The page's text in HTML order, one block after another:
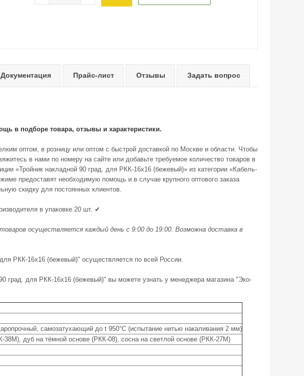
Документация Прайс-лист Отзывы Задать вопрос
в подборе товара, отзывы и характеристики.
оптом, в розницу или оптом с быстрой доставкой по Москве и области. Чтобы
в нами по номеру на сайте или добавьте требуемое количество товаров в
«Тройник накладной 90 град. для РКК-16х16 (бежевый)» из категории «Кабель-
предоставят необходимую помощь и в случае крупного оптового заказа
скидку для постоянных клиентов.
в упаковке 20 шт. ✔
осуществляется каждый день с 9:00 до 19:00. Возможна доставка в
РКК-16х16 (бежевый)" осуществляется по всей России.
град. для РКК-16х16 (бежевый)" вы можете узнать у менеджера магазина "Эко-
самозатухающий до t 950°С (испытание нитью накаливания 2 мм)
38М), дуб на тёмной основе (РКК-08), сосна на светлой основе (РКК-27М)